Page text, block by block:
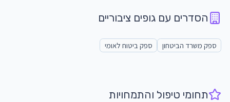
הסדרים עם גופים ציבוריים
ספק משרד הביטחון ספק ביטוח לאומי
תחומי טיפול והתמחויות